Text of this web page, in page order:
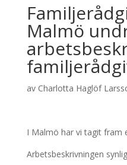
Malmö
av Charlotta Haglöf
I Malmö har vi tagit fram
Arbetsbeskrivningen